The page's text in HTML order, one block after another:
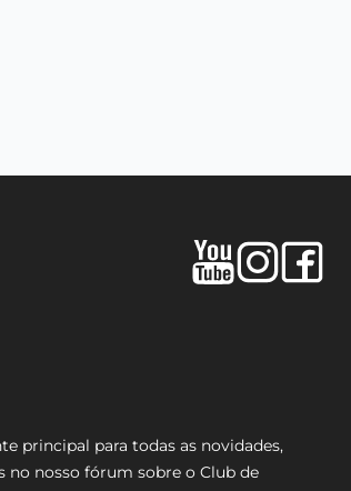
principal para todas as novidades,
no nosso fórum sobre o Club de